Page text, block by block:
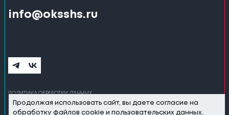
info@oksshs.ru
ПОЛИТИКА ОБРАБОТКИ ДАННЫХ
©2025 ОБЪЕДИНЁННАЯ КОМПАНИЯ «СИБШАХТОСТРОЙ»
Продолжая использовать сайт, вы даете согласие на
обработку файлов cookie и пользовательских данных.